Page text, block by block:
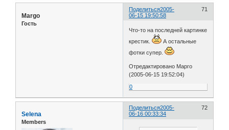
Поделиться 71
2005-
06-15 19:50:58
Margo
Гость
Что-то на последней картинке
крестик.
А остальные
фотки супер.
Отредактировано Марго
(2005-06-15 19:52:04)
0
Поделиться 72
2005-
06-16 00:33:34
Selena
Members